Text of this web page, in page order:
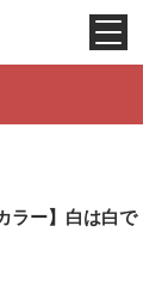
ラー】白は白で